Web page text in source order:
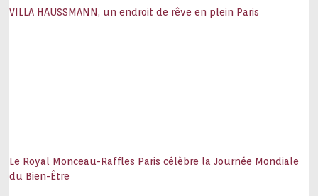
VILLA HAUSSMANN, un endroit de rêve en plein Paris
Le Royal Monceau-Raffles Paris célèbre la Journée Mondiale
du Bien-Être